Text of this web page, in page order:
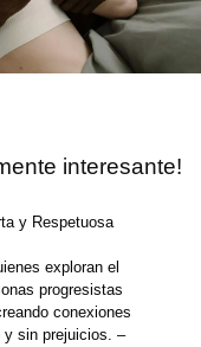
interesante!
y Respetuosa
exploran el
progresistas
conexiones
sin prejuicios. –